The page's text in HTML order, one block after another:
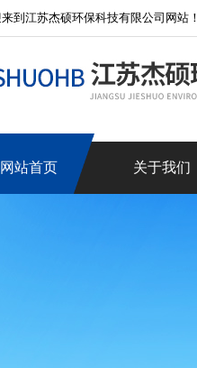
到江苏杰硕环保科技有限公司网站！
网站首页 关于我们